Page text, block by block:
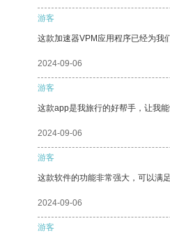
游客
这款加速器VPM应用程序已经为我
2024-09-06
游客
这款app是我旅行的好帮手，让我
2024-09-06
游客
这款软件的功能非常强大，可以满
2024-09-06
游客